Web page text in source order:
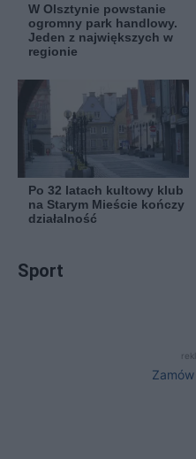
W Olsztynie powstanie
ogromny park handlowy.
Jeden z największych w
regionie
Po 32 latach kultowy klub
na Starym Mieście kończy
działalność
Sport